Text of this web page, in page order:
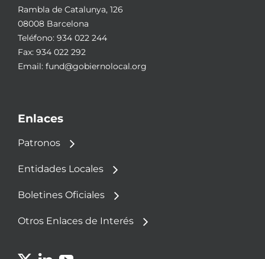
Rambla de Catalunya, 126
08008 Barcelona
Teléfono: 934 022 244
Fax: 934 022 292
Email: fund@gobiernolocal.org
Enlaces
Patronos
Entidades Locales
Boletines Oficiales
Otros Enlaces de Interés